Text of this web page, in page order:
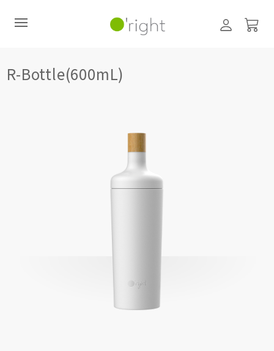
居家生活HOME系列
±R系列 (補充包)
補充包 R-Bottle(600mL)
R-Bottle(600mL)